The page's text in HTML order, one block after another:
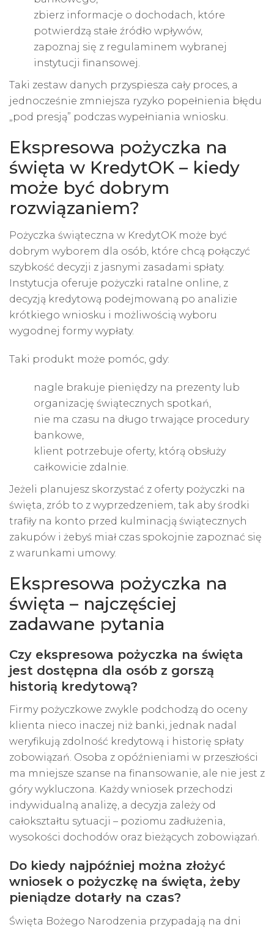
zbierz informacje o dochodach, które
potwierdzą stałe źródło wpływów,
zapoznaj się z regulaminem wybranej
instytucji finansowej.
Taki zestaw danych przyspiesza cały proces, a
jednocześnie zmniejsza ryzyko popełnienia błędu
„pod presją” podczas wypełniania wniosku.
Ekspresowa pożyczka na
święta w KredytOK – kiedy
może być dobrym
rozwiązaniem?
Pożyczka świąteczna w KredytOK może być
dobrym wyborem dla osób, które chcą połączyć
szybkość decyzji z jasnymi zasadami spłaty.
Instytucja oferuje pożyczki ratalne online, z
decyzją kredytową podejmowaną po analizie
krótkiego wniosku i możliwością wyboru
wygodnej formy wypłaty.
Taki produkt może pomóc, gdy:
nagle brakuje pieniędzy na prezenty lub
organizację świątecznych spotkań,
nie ma czasu na długo trwające procedury
bankowe,
klient potrzebuje oferty, którą obsłuży
całkowicie zdalnie.
Jeżeli planujesz skorzystać z oferty pożyczki na
święta, zrób to z wyprzedzeniem, tak aby środki
trafiły na konto przed kulminacją świątecznych
zakupów i żebyś miał czas spokojnie zapoznać się
z warunkami umowy.
Ekspresowa pożyczka na
święta – najczęściej
zadawane pytania
Czy ekspresowa pożyczka na święta
jest dostępna dla osób z gorszą
historią kredytową?
Firmy pożyczkowe zwykle podchodzą do oceny
klienta nieco inaczej niż banki, jednak nadal
weryfikują zdolność kredytową i historię spłaty
zobowiązań. Osoba z opóźnieniami w przeszłości
ma mniejsze szanse na finansowanie, ale nie jest z
góry wykluczona. Każdy wniosek przechodzi
indywidualną analizę, a decyzja zależy od
całokształtu sytuacji – poziomu zadłużenia,
wysokości dochodów oraz bieżących zobowiązań.
Do kiedy najpóźniej można złożyć
wniosek o pożyczkę na święta, żeby
pieniądze dotarły na czas?
Święta Bożego Narodzenia przypadają na dni